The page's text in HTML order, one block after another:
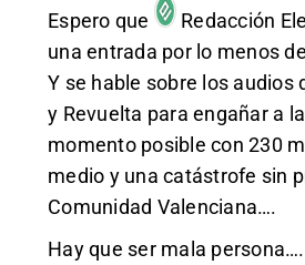
Espero que Redacción
una entrada por lo menos
Y se hable sobre los audios
y Revuelta para engañar a
momento posible con 230
medio y una catástrofe sin
Comunidad Valenciana….
Hay que ser mala persona….